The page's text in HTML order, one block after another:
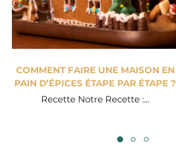
COMMENT FAIRE UNE MAISON EN
PAIN D’ÉPICES ÉTAPE PAR ÉTAPE ?
Recette Notre Recette :...